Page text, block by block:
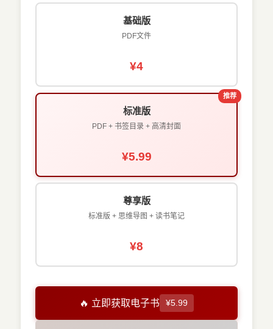
基础版
PDF文件
¥4
推荐
标准版
PDF + 书签目录 + 高清封面
¥5.99
尊享版
标准版 + 思维导图 + 读书笔记
¥8
🔥 立即获取电子书 ¥5.99